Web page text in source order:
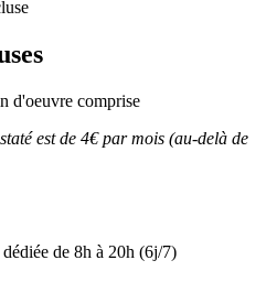
d'oeuvre comprise
est de 4€ par mois (au-delà de
de 8h à 20h (6j/7)